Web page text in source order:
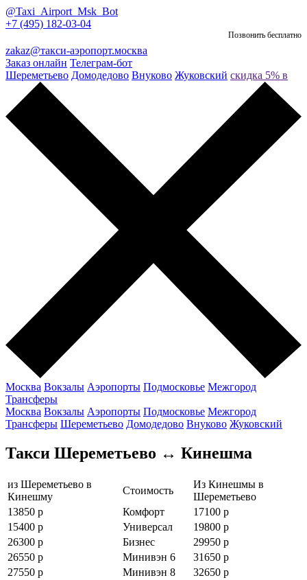
@Taxi_Airport_Msk_Bot
+7 (495) 182-03-04
Позвонить бесплатно
zakaz@такси-аэропорт.москва
Заказ онлайн Телеграм-бот
Шереметьево Домодедово Внуково Жуковский скидка 5% в
Москва Вокзалы Аэропорты Подмосковье Межгород
Трансферы
Москва Вокзалы Аэропорты Подмосковье Межгород
Трансферы Шереметьево Домодедово Внуково Жуковский
Такси Шереметьево ↔ Кинешма
из Шереметьево в
Кинешму
Стоимость
Из Кинешмы в
Шереметьево
13850 р
Комфорт
17100 р
15400 р
Универсал
19800 р
26300 р
Бизнес
29950 р
26550 р
Минивэн 6
31650 р
27550 р
Минивэн 8
32650 р